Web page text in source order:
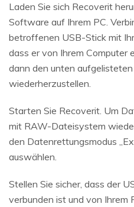
Laden Sie sich Recoverit
Software auf Ihrem PC.
betroffenen USB-Stick mit
dass er von Ihrem Computer
dann den unten
wiederherzustellen.
Starten Sie Recoverit. Um
mit RAW-Dateisystem
den Datenrettungsmodus
auswählen.
Stellen Sie sicher, dass der
verbunden ist und von Ihrem